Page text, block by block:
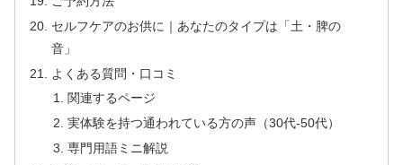
セルフケアのお供に｜あなたのタイプは「土・脾の
音」
よくある質問・口コミ
関連するページ
実体験を持つ通われている方の声（30代-50代）
専門用語ミニ解説